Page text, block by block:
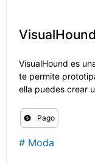
VisualHound
VisualHound es
te permite
ella puedes crear
Pago
# Moda